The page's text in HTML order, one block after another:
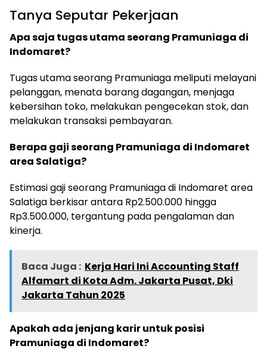
Tanya Seputar Pekerjaan
Apa saja tugas utama seorang Pramuniaga di
Indomaret?
Tugas utama seorang Pramuniaga meliputi melayani
pelanggan, menata barang dagangan, menjaga
kebersihan toko, melakukan pengecekan stok, dan
melakukan transaksi pembayaran.
Berapa gaji seorang Pramuniaga di Indomaret
area Salatiga?
Estimasi gaji seorang Pramuniaga di Indomaret area
Salatiga berkisar antara Rp2.500.000 hingga
Rp3.500.000, tergantung pada pengalaman dan
kinerja.
Baca Juga : Kerja Hari Ini Accounting Staff
Alfamart di Kota Adm. Jakarta Pusat, Dki
Jakarta Tahun 2025
Apakah ada jenjang karir untuk posisi
Pramuniaga di Indomaret?